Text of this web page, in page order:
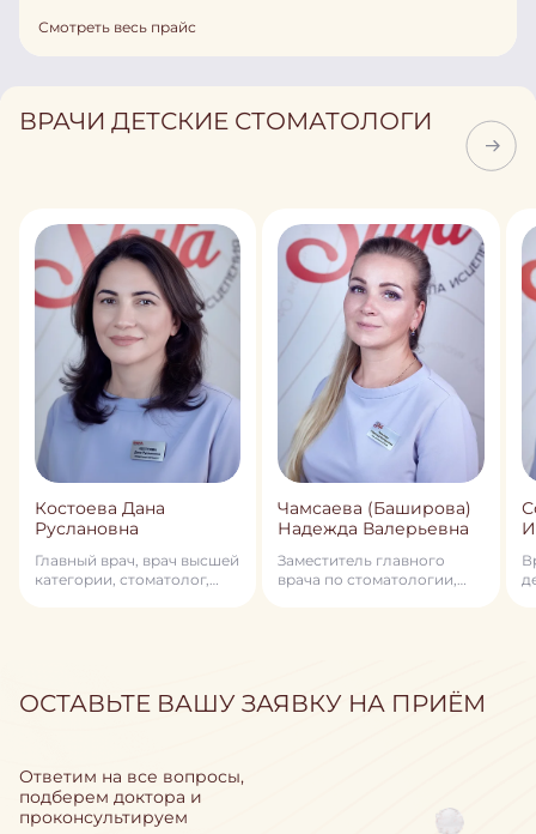
Смотреть весь прайс
ВРАЧИ ДЕТСКИЕ СТОМАТОЛОГИ
Костоева Дана
Руслановна
Главный врач, врач высшей
категории, стоматолог,
Чамсаева (Баширова)
Надежда Валерьевна
Заместитель главного
врача по стоматологии,
ОСТАВЬТЕ ВАШУ ЗАЯВКУ НА ПРИЁМ
Ответим на все вопросы,
подберем доктора и
проконсультируем